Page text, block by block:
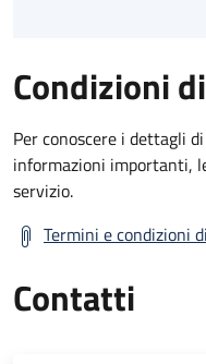
Condizioni
Per conoscere i dettagli
informazioni importanti,
servizio.
Termini e condizioni
Contatti